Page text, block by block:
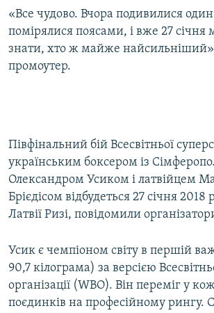
«Все чудово. Вчора подивилися
помірялися поясами, і вже 27 січня
знати, хто ж майже
промоутер.
Півфінальний бій Всесвітньої
українським боксером із
Олександром Усиком і латвійцем
Брієдісом відбудеться 27 січня 2018
Латвії Ризі, повідомили
Усик є чемпіоном світу в першій
90,7 кілограма) за версією
організації (WBO). Він переміг у
поєдинків на професійному рингу.